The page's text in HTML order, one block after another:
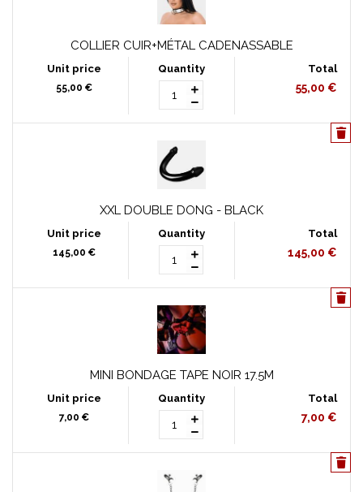
COLLIER CUIR+MÉTAL CADENASSABLE
55,00 € 55,00 €
XXL DOUBLE DONG - BLACK
145,00 € 145,00 €
MINI BONDAGE TAPE NOIR 17.5M
7,00 € 7,00 €